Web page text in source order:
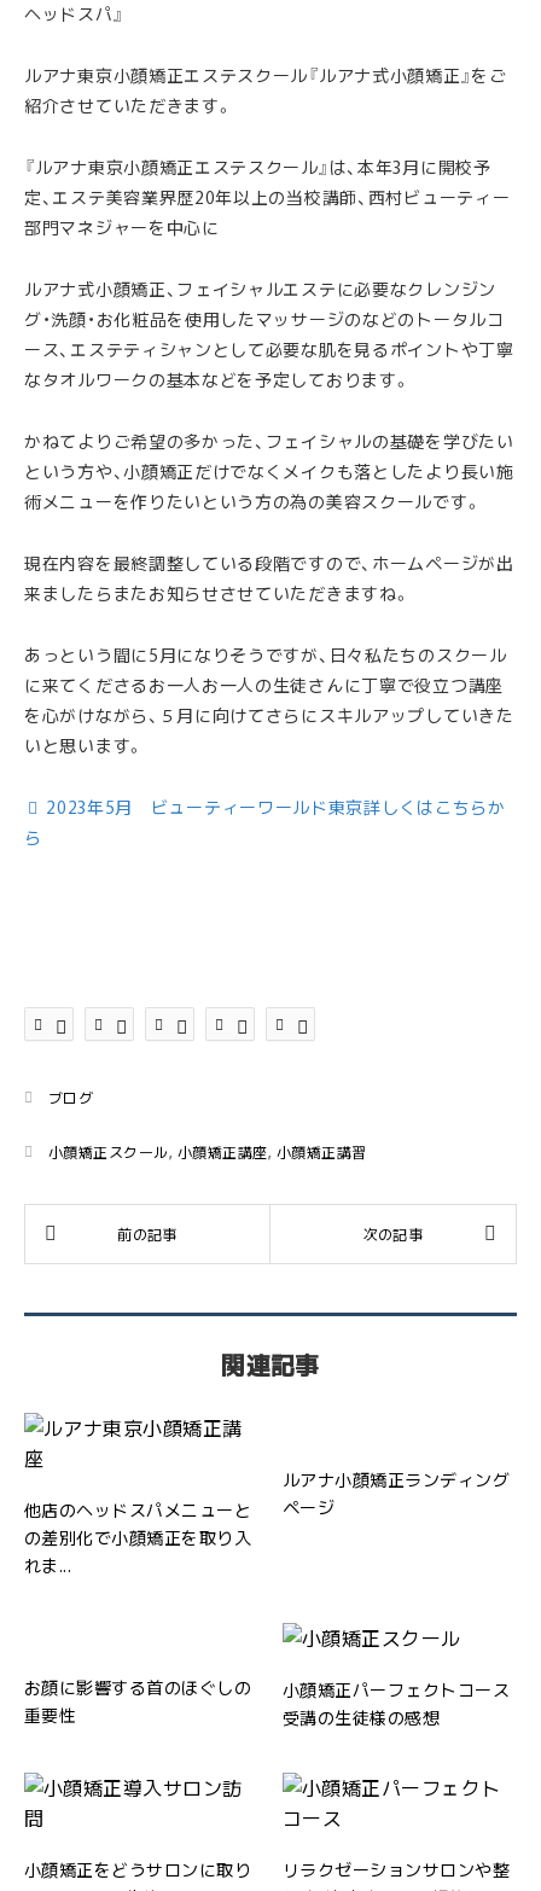
ヘッドスパ』
ルアナ東京小顔矯正エステスクール『ルアナ式小顔矯正』をご
紹介させていただきます。
『ルアナ東京小顔矯正エステスクール』は、本年3月に開校予
定、エステ美容業界歴20年以上の当校講師、西村ビューティー
部門マネジャーを中心に
ルアナ式小顔矯正、フェイシャルエステに必要なクレンジン
グ・洗顔・お化粧品を使用したマッサージのなどのトータルコ
ース、エステティシャンとして必要な肌を見るポイントや丁寧
なタオルワークの基本などを予定しております。
かねてよりご希望の多かった、フェイシャルの基礎を学びたい
という方や、小顔矯正だけでなくメイクも落としたより長い施
術メニューを作りたいという方の為の美容スクールです。
現在内容を最終調整している段階ですので、ホームページが出
来ましたらまたお知らせさせていただきますね。
あっという間に5月になりそうですが、日々私たちのスクール
に来てくださるお一人お一人の生徒さんに丁寧で役立つ講座
を心がけながら、５月に向けてさらにスキルアップしていきた
いと思います。
2023年5月 ビューティーワールド東京詳しくはこちらか
ら
ブログ
小顔矯正スクール, 小顔矯正講座, 小顔矯正講習
関連記事
他店のヘッドスパメニューと
の差別化で小顔矯正を取り入
れま...
ルアナ小顔矯正ランディング
ページ
お顔に影響する首のほぐしの
重要性
小顔矯正パーフェクトコース
受講の生徒様の感想
小顔矯正をどうサロンに取り
リラクゼーションサロンや整